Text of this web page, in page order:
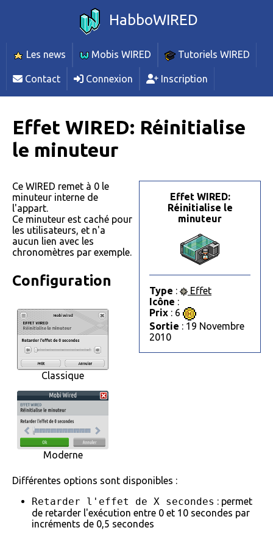
HabboWIRED
Les news Mobis WIRED Tutoriels WIRED
Contact Connexion Inscription
Effet WIRED: Réinitialise
le minuteur
Effet WIRED:
Réinitialise le
minuteur
Type :
Effet
Icône :
Prix : 6
Sortie : 19 Novembre
2010
Ce WIRED remet à 0 le
minuteur interne de
l'appart.
Ce minuteur est caché pour
les utilisateurs, et n'a
aucun lien avec les
chronomètres par exemple.
Configuration
Classique
Moderne
Différentes options sont disponibles :
Retarder l'effet de X secondes : permet
de retarder l'exécution entre 0 et 10 secondes par
incréments de 0,5 secondes